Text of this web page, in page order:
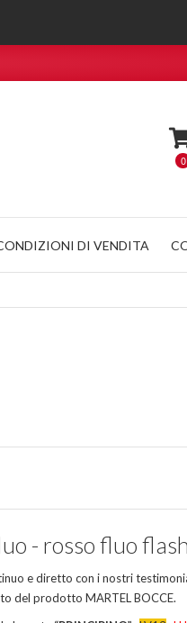
0
DI VENDITA
- rosso fluo flash
e diretto con i nostri
del prodotto MARTEL BOCCE.